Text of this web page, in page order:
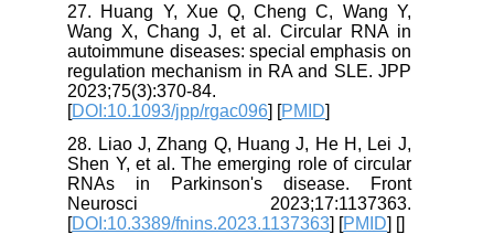
27. Huang Y, Xue Q, Cheng C, Wang Y,
Wang X, Chang J, et al. Circular RNA in
autoimmune diseases: special emphasis on
regulation mechanism in RA and SLE. JPP
2023;75(3):370-84.
[DOI:10.1093/jpp/rgac096] [PMID
28. Liao J, Zhang Q, Huang J, He H, Lei J,
Shen Y, et al. The emerging role of circular
RNAs in Parkinson's disease. Front
Neurosci 2023;17:1137363.
[DOI:10.3389/fnins.2023.1137363] [PMID] [